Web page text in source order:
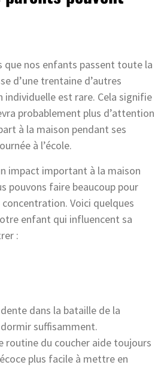
que nos enfants passent toute la
d’une trentaine d’autres
individuelle est rare. Cela signifie
probablement plus d’attention
à la maison pendant ses
à l’école.
impact important à la maison
pouvons faire beaucoup pour
Voici quelques
enfant qui influencent sa
:
dans la bataille de la
suffisamment.
routine du coucher aide toujours
plus facile à mettre en